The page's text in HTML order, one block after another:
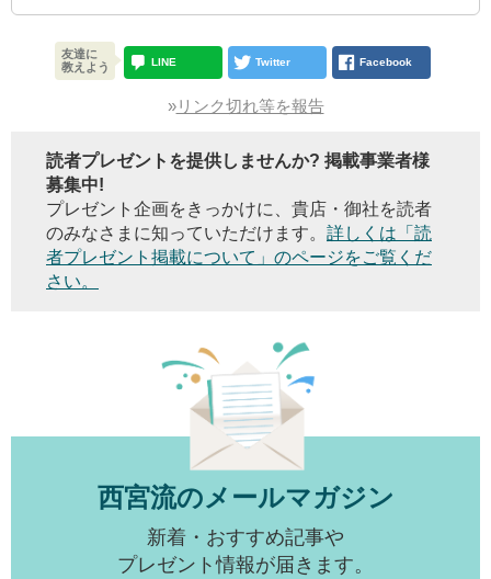
友達に
教えよう
LINE Twitter Facebook
»リンク切れ等を報告
読者プレゼントを提供しませんか? 掲載事業者様
募集中!
プレゼント企画をきっかけに、貴店・御社を読者
のみなさまに知っていただけます。 詳しくは「読
者プレゼント掲載について」のページをご覧くだ
さい。
西宮流のメールマガジン
新着・おすすめ記事や
プレゼント情報が届きます。